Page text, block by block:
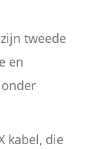
tweede
en
kabel, die